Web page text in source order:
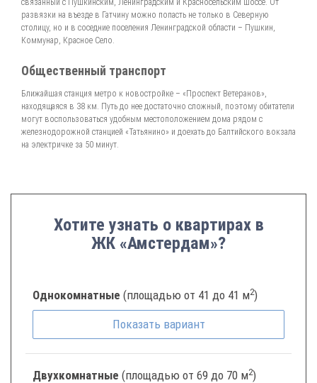
связанный с Пушкинским, Ленинградским и Красносельским шоссе. От
развязки на въезде в Гатчину можно попасть не только в Северную
столицу, но и в соседние поселения Ленинградской области – Пушкин,
Коммунар, Красное Село.
Общественный транспорт
Ближайшая станция метро к новостройке – «Проспект Ветеранов»,
находящаяся в 38 км. Путь до нее достаточно сложный, поэтому обитатели
могут воспользоваться удобным местоположением дома рядом с
железнодорожной станцией «Татьянино» и доехать до Балтийского вокзала
на электричке за 50 минут.
Хотите узнать о квартирах в
ЖК «Амстердам»?
Однокомнатные (площадью от 41 до 41 м2)
Показать вариант
Двухкомнатные (площадью от 69 до 70 м2)